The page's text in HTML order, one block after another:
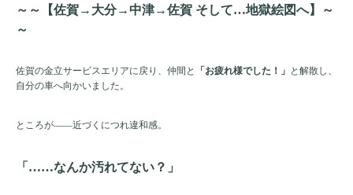
～～【佐賀→大分→中津→佐賀 そして…地獄絵図へ】～
～
佐賀の金立サービスエリアに戻り、仲間と 「お疲れ様でした！」 と解散し、
自分の車へ向かいました。
ところが——近づくにつれ違和感。
「……なんか汚れてない？」